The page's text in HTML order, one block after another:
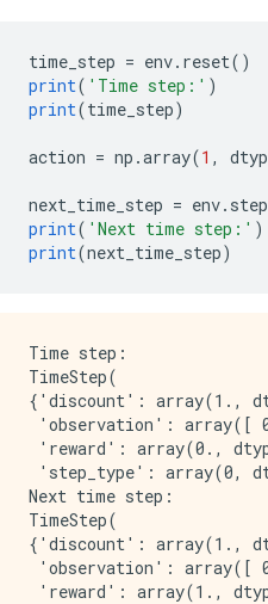
time_step = env. reset()
print( 'Time step:' )
print(time_step)
action = np .array(1 ,
next_time_step = env. step
print( 'Next time step:' )
print(next_time_step)
Time step:
TimeStep(
{'discount': array(1.,
'observation': array([
'reward': array(0.,
'step_type': array(0,
Next time step:
TimeStep(
{'discount': array(1.,
'observation': array([
'reward': array(1.,